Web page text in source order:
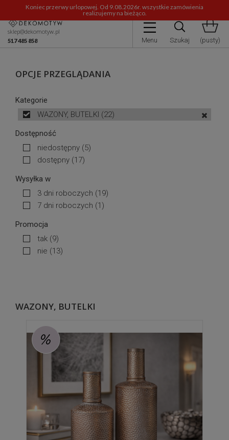
Koniec przerwy urlopowej. Od 9.08.2026r. wszystkie zamówienia
realizujemy na bieżąco.
Menu Szukaj (pusty)
sklep@dekomotyw.pl
517 485 858
OPCJE PRZEGLĄDANIA
Kategorie
WAZONY, BUTELKI (22)
Dostępność
niedostępny (5)
dostępny (17)
Wysyłka w
3 dni roboczych (19)
7 dni roboczych (1)
Promocja
tak (9)
nie (13)
WAZONY, BUTELKI